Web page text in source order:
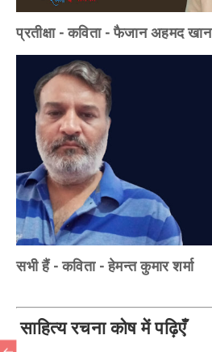
प्रतीक्षा - कविता - फैजान अहमद खान
सभी हैं - कविता - हेमन्त कुमार शर्मा
साहित्य रचना कोष में पढ़िएँ